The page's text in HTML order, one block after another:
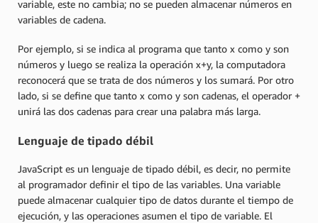
variable, este no cambia; no se pueden almacenar números en
variables de cadena.
Por ejemplo, si se indica al programa que tanto x como y son
números y luego se realiza la operación x+y, la computadora
reconocerá que se trata de dos números y los sumará. Por otro
lado, si se define que tanto x como y son cadenas, el operador +
unirá las dos cadenas para crear una palabra más larga.
Lenguaje de tipado débil
JavaScript es un lenguaje de tipado débil, es decir, no permite
al programador definir el tipo de las variables. Una variable
puede almacenar cualquier tipo de datos durante el tiempo de
ejecución, y las operaciones asumen el tipo de variable. El